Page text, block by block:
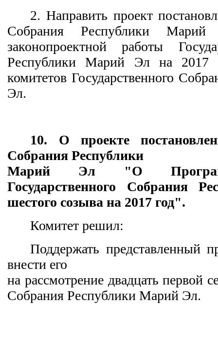
2. Направить проект
Собрания Республики
законопроектной работы
Республики Марий Эл на 2017
комитетов Государственного
Эл.
10. О проекте
Собрания Республики
Марий Эл "О
Государственного Собрания
шестого созыва на 2017 год".
Комитет решил:
Поддержать представленный
внести его
на рассмотрение двадцать первой
Собрания Республики Марий Эл.